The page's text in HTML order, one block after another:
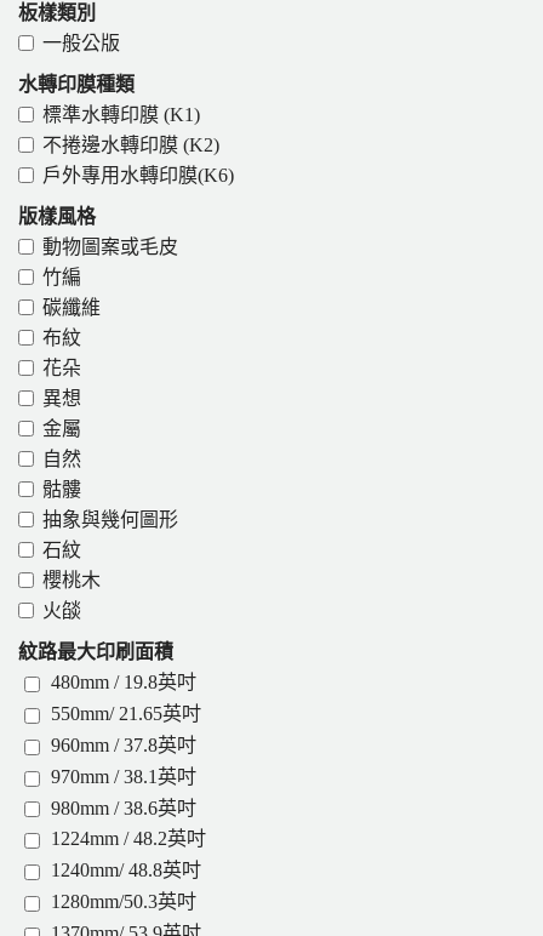
板樣類別
一般公版
水轉印膜種類
標準水轉印膜 (K1)
不捲邊水轉印膜 (K2)
戶外專用水轉印膜(K6)
版樣風格
動物圖案或毛皮
竹編
碳纖維
布紋
花朵
異想
金屬
自然
骷髏
抽象與幾何圖形
石紋
櫻桃木
火燄
紋路最大印刷面積
480mm / 19.8英吋
550mm/ 21.65英吋
960mm / 37.8英吋
970mm / 38.1英吋
980mm / 38.6英吋
1224mm / 48.2英吋
1240mm/ 48.8英吋
1280mm/50.3英吋